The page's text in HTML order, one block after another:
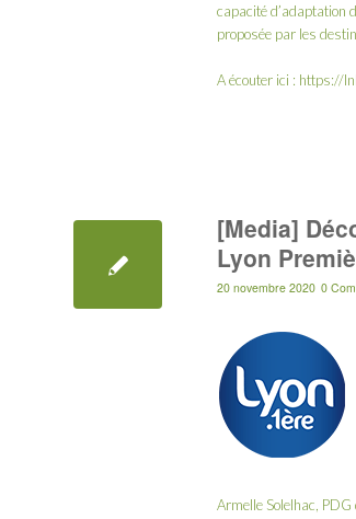
capacité d’adaptation
proposée par les
A écouter ici : https://
[Media]
Lyon
20 novembre 2020 0
Armelle Solelhac,